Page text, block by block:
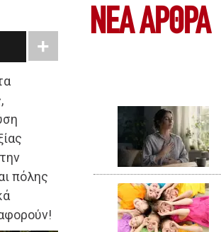
πόλης
ΝΕΑ ΆΡΘΡΑ